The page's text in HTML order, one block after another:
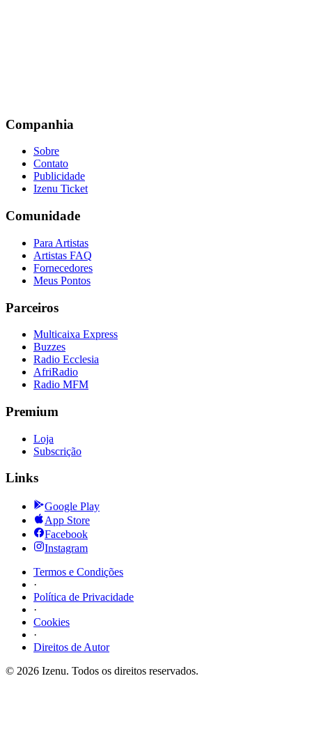
Companhia
Sobre
Contato
Publicidade
Izenu Ticket
Comunidade
Para Artistas
Artistas FAQ
Fornecedores
Meus Pontos
Parceiros
Multicaixa Express
Buzzes
Radio Ecclesia
AfriRadio
Radio MFM
Premium
Loja
Subscrição
Links
Google Play
App Store
Facebook
Instagram
Termos e Condições
·
Política de Privacidade
·
Cookies
·
Direitos de Autor
© 2026 Izenu. Todos os direitos reservados.